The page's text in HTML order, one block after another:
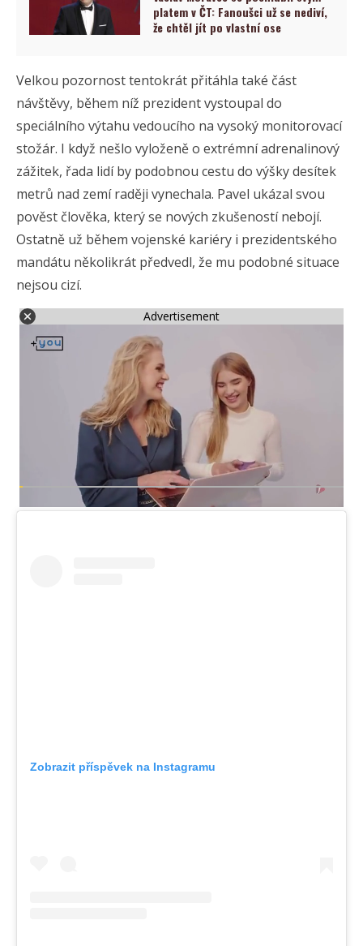
platem v ČT: Fanoušci už se nediví,
že chtěl jít po vlastní ose
Velkou pozornost tentokrát přitáhla také část
návštěvy, během níž prezident vystoupal do
speciálního výtahu vedoucího na vysoký monitorovací
stožár. I když nešlo vyloženě o extrémní adrenalinový
zážitek, řada lidí by podobnou cestu do výšky desítek
metrů nad zemí raději vynechala. Pavel ukázal svou
pověst člověka, který se nových zkušeností nebojí.
Ostatně už během vojenské kariéry i prezidentského
mandátu několikrát předvedl, že mu podobné situace
nejsou cizí.
Advertisement
Zobrazit příspěvek na Instagramu